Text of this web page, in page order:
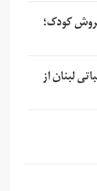
کودک؛
لبنان از